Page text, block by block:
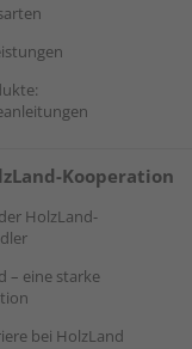
Kooperation
HolzLand-
– eine starke
bei HolzLand